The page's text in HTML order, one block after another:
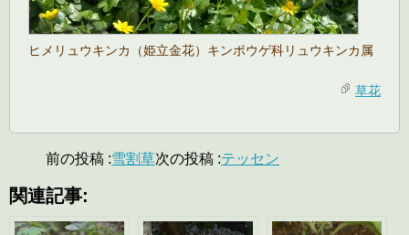
ヒメリュウキンカ（姫立金花）キンポウゲ科リュウキンカ属
草花
前の投稿 :雪割草次の投稿 :テッセン
関連記事: